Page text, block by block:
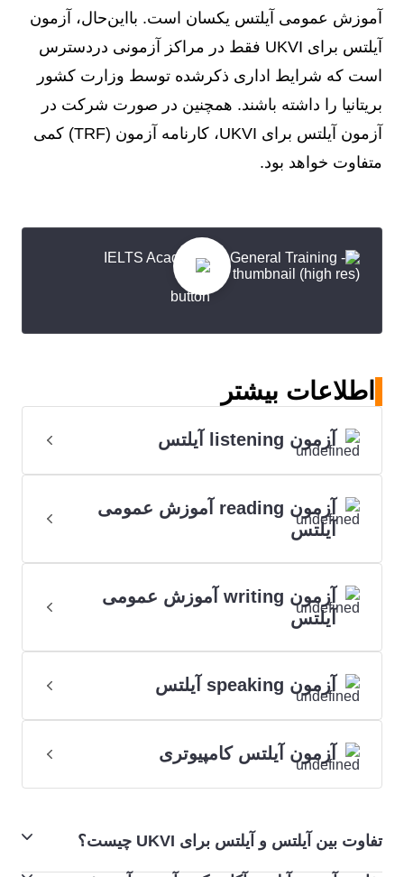
آموزش عمومی آیلتس یکسان است. بااین‌حال، آزمون
آیلتس برای UKVI فقط در مراکز آزمونی دردسترس
است که شرایط اداری ذکرشده توسط وزارت کشور
بریتانیا را داشته باشند. همچنین در صورت شرکت در
آزمون آیلتس برای UKVI، کارنامه آزمون (TRF) کمی
متفاوت خواهد بود.
اطلاعات بیشتر
آزمون listening آیلتس
آزمون reading آموزش عمومی
آیلتس
آزمون writing آموزش عمومی
آیلتس
آزمون speaking آیلتس
آزمون آیلتس کامپیوتری
تفاوت بین آیلتس و آیلتس برای UKVI چیست؟